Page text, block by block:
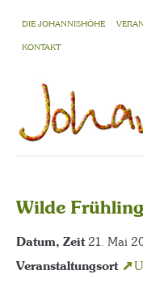
DIE JOHANNISHÖHE
KONTAKT
Wilde
Datum, Zeit21. Mai
Veranstaltungsort